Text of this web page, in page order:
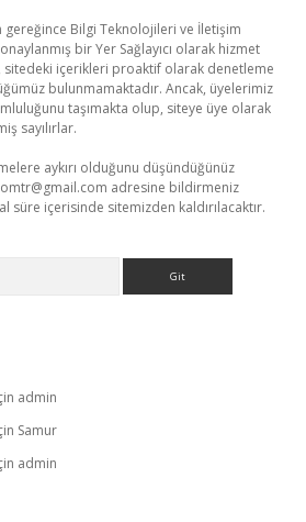
gereğince Bilgi Teknolojileri ve İletişim
bir Yer Sağlayıcı olarak hizmet
içerikleri proaktif olarak denetleme
bulunmamaktadır. Ancak, üyelerimiz
taşımakta olup, siteye üye olarak
sayılırlar.
aykırı olduğunu düşündüğünüz
adresine bildirmeniz
süre içerisinde sitemizden kaldırılacaktır.
admin
Samur
admin